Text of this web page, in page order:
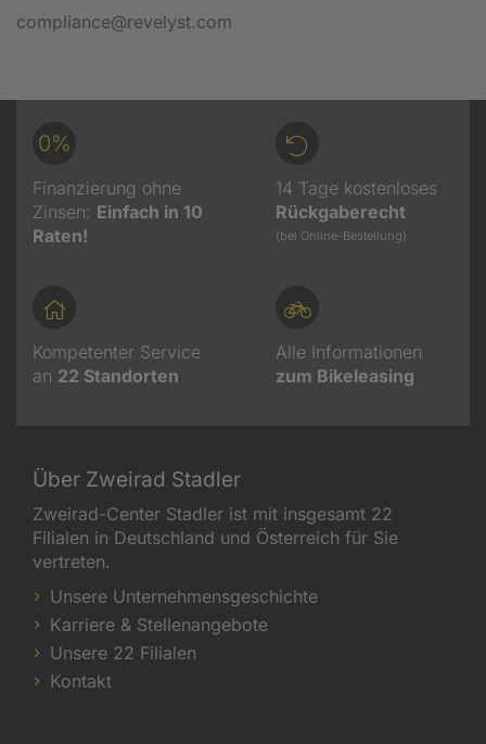
compliance@revelyst.com
0%
Finanzierung ohne
Zinsen: Einfach in 10
Raten!
14 Tage kostenloses
Rückgaberecht
(bei Online-Bestellung)
Kompetenter Service
an 22 Standorten
Alle Informationen
zum Bikeleasing
Über Zweirad Stadler
Zweirad-Center Stadler ist mit insgesamt 22
Filialen in Deutschland und Österreich für Sie
vertreten.
Unsere Unternehmensgeschichte
Karriere & Stellenangebote
Unsere 22 Filialen
Kontakt